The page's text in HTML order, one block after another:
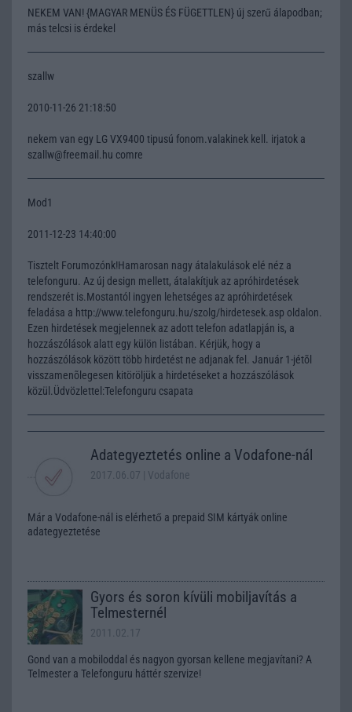
NEKEM VAN! {MAGYAR MENÜS ÉS FÜGETTLEN} új szerű álapodban;
más telcsi is érdekel
szallw
2010-11-26 21:18:50
nekem van egy LG VX9400 tipusú fonom.valakinek kell. irjatok a
szallw@freemail.hu comre
Mod1
2011-12-23 14:40:00
Tisztelt Forumozónk!Hamarosan nagy átalakulások elé néz a
telefonguru. Az új design mellett, átalakítjuk az apróhirdetések
rendszerét is.Mostantól ingyen lehetséges az apróhirdetések
feladása a http://www.telefonguru.hu/szolg/hirdetesek.asp oldalon.
Ezen hirdetések megjelennek az adott telefon adatlapján is, a
hozzászólások alatt egy külön listában. Kérjük, hogy a
hozzászólások között több hirdetést ne adjanak fel. Január 1-jétõl
visszamenõlegesen kitöröljük a hirdetéseket a hozzászólások
közül.Üdvözlettel:Telefonguru csapata
Adategyeztetés online a Vodafone-nál
2017.06.07 | Vodafone
Már a Vodafone-nál is elérhető a prepaid SIM kártyák online
adategyeztetése
Gyors és soron kívüli mobiljavítás a
Telmesternél
2011.02.17
Gond van a mobiloddal és nagyon gyorsan kellene megjavítani? A
Telmester a Telefonguru háttér szervize!